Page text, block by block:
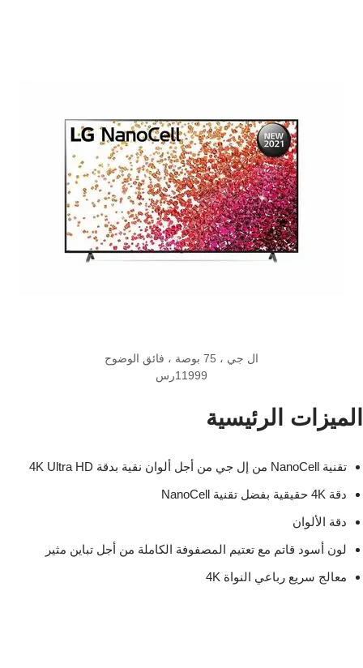
ال جي ، 75 بوصة ، فائق الوضوح
11999رس
الميزات الرئيسية
تقنية NanoCell من إل جي من أجل ألوان نقية بدقة 4K Ultra HD
دقة 4K حقيقية بفضل تقنية NanoCell
دقة الألوان
لون أسود قاتم مع تعتيم المصفوفة الكاملة من أجل تباين مثير
معالج سريع رباعي النواة 4K